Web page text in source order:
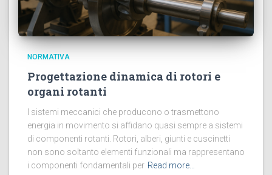
NORMATIVA
Progettazione dinamica di rotori e
organi rotanti
I sistemi meccanici che producono o trasmettono
energia in movimento si affidano quasi sempre a sistemi
di componenti rotanti. Rotori, alberi, giunti e cuscinetti
non sono soltanto elementi funzionali ma rappresentano
i componenti fondamentali per Read more…